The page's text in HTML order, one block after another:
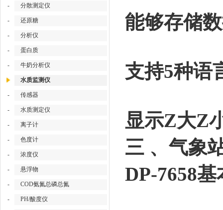
- 分散测定仪
- 还原糖
- 分析仪
- 蛋白质
- 牛奶分析仪
水质监测仪
- 传感器
- 水质测定仪
- 离子计
- 色度计
- 浓度仪
- 悬浮物
- COD氨氮总磷总氮
- PH/酸度仪
能够存储
支持5种语
显示Z大Z
三 、 气象
DP-7658基